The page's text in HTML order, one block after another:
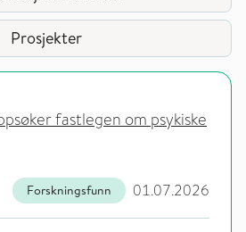
Prosjekter
fastlegen om psykiske
01.07.2026
Forskningsfunn